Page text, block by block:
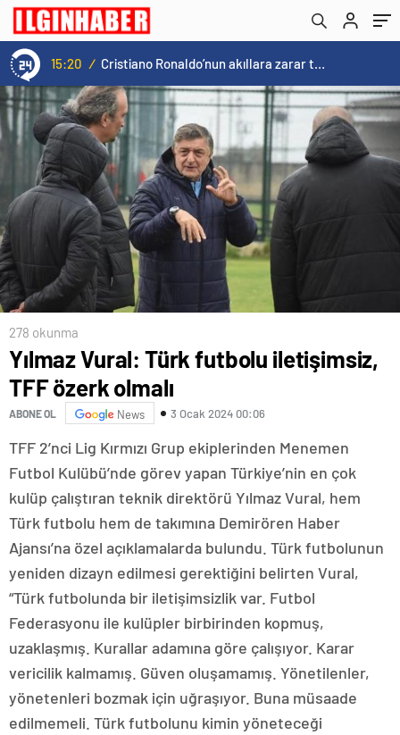
15:20 / Cristiano Ronaldo’nun akıllara zarar tüm kariyerinin istatistiğini çıkardık !
278 okunma
Yılmaz Vural: Türk futbolu iletişimsiz,
TFF özerk olmalı
ABONE OL News 3 Ocak 2024 00:06
TFF 2’nci Lig Kırmızı Grup ekiplerinden Menemen
Futbol Kulübü’nde görev yapan Türkiye’nin en çok
kulüp çalıştıran teknik direktörü Yılmaz Vural, hem
Türk futbolu hem de takımına Demirören Haber
Ajansı’na özel açıklamalarda bulundu. Türk futbolunun
yeniden dizayn edilmesi gerektiğini belirten Vural,
“Türk futbolunda bir iletişimsizlik var. Futbol
Federasyonu ile kulüpler birbirinden kopmuş,
uzaklaşmış. Kurallar adamına göre çalışıyor. Karar
vericilik kalmamış. Güven oluşamamış. Yönetilenler,
yönetenleri bozmak için uğraşıyor. Buna müsaade
edilmemeli. Türk futbolunu kimin yöneteceği